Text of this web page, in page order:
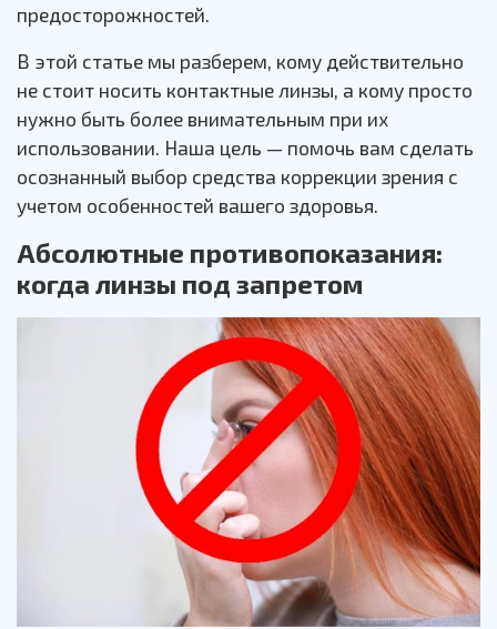
предосторожностей.
В этой статье мы разберем, кому действительно
не стоит носить контактные линзы, а кому просто
нужно быть более внимательным при их
использовании. Наша цель — помочь вам сделать
осознанный выбор средства коррекции зрения с
учетом особенностей вашего здоровья.
Абсолютные противопоказания:
когда линзы под запретом